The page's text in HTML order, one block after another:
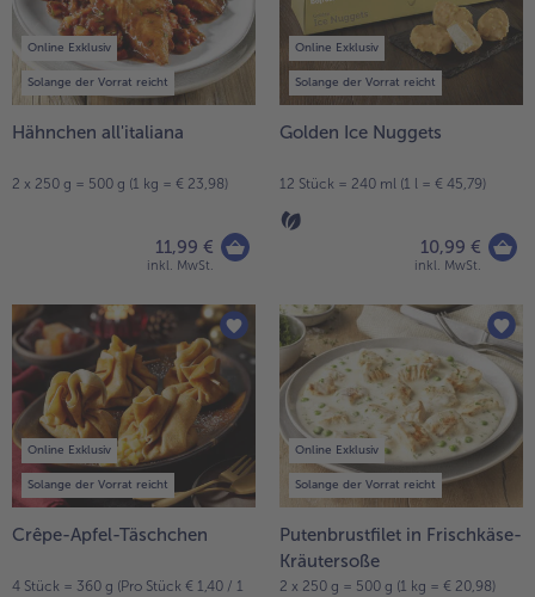
Online Exklusiv
Solange der Vorrat reicht
Hähnchen all'italiana
2 x 250 g = 500 g (1 kg = € 23,98)
11,99 €
inkl. MwSt.
Online Exklusiv
Solange der Vorrat reicht
Golden Ice Nuggets
12 Stück = 240 ml (1 l = € 45,79)
10,99 €
inkl. MwSt.
Online Exklusiv
Solange der Vorrat reicht
Crêpe-Apfel-Täschchen
4 Stück = 360 g (Pro Stück € 1,40 / 1
Online Exklusiv
Solange der Vorrat reicht
Putenbrustfilet in Frischkäse-
Kräutersoße
2 x 250 g = 500 g (1 kg = € 20,98)